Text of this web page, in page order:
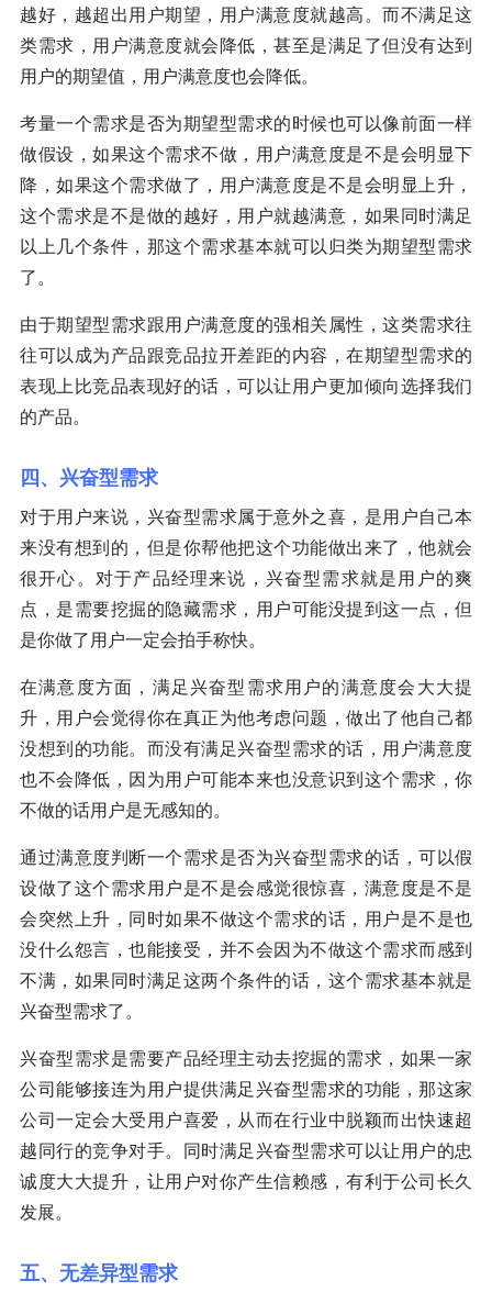
越好，越超出用户期望，用户满意度就越高。而不满足这
类需求，用户满意度就会降低，甚至是满足了但没有达到
用户的期望值，用户满意度也会降低。
考量一个需求是否为期望型需求的时候也可以像前面一样
做假设，如果这个需求不做，用户满意度是不是会明显下
降，如果这个需求做了，用户满意度是不是会明显上升，
这个需求是不是做的越好，用户就越满意，如果同时满足
以上几个条件，那这个需求基本就可以归类为期望型需求
了。
由于期望型需求跟用户满意度的强相关属性，这类需求往
往可以成为产品跟竞品拉开差距的内容，在期望型需求的
表现上比竞品表现好的话，可以让用户更加倾向选择我们
的产品。
四、兴奋型需求
对于用户来说，兴奋型需求属于意外之喜，是用户自己本
来没有想到的，但是你帮他把这个功能做出来了，他就会
很开心。对于产品经理来说，兴奋型需求就是用户的爽
点，是需要挖掘的隐藏需求，用户可能没提到这一点，但
是你做了用户一定会拍手称快。
在满意度方面，满足兴奋型需求用户的满意度会大大提
升，用户会觉得你在真正为他考虑问题，做出了他自己都
没想到的功能。而没有满足兴奋型需求的话，用户满意度
也不会降低，因为用户可能本来也没意识到这个需求，你
不做的话用户是无感知的。
通过满意度判断一个需求是否为兴奋型需求的话，可以假
设做了这个需求用户是不是会感觉很惊喜，满意度是不是
会突然上升，同时如果不做这个需求的话，用户是不是也
没什么怨言，也能接受，并不会因为不做这个需求而感到
不满，如果同时满足这两个条件的话，这个需求基本就是
兴奋型需求了。
兴奋型需求是需要产品经理主动去挖掘的需求，如果一家
公司能够接连为用户提供满足兴奋型需求的功能，那这家
公司一定会大受用户喜爱，从而在行业中脱颖而出快速超
越同行的竞争对手。同时满足兴奋型需求可以让用户的忠
诚度大大提升，让用户对你产生信赖感，有利于公司长久
发展。
五、无差异型需求